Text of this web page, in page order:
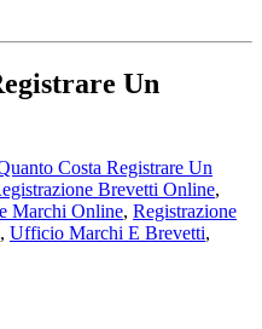
Un
Costa Registrare Un
Brevetti Online,
Marchi Online, Registrazione
, Ufficio Marchi E Brevetti,